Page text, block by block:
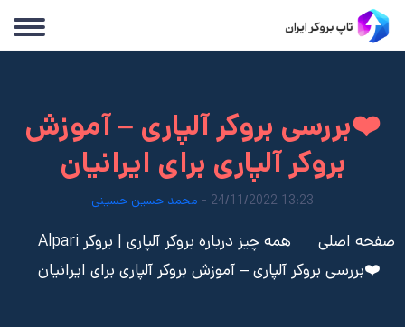
❤️بررسی بروکر آلپاری – آموزش
بروکر آلپاری برای ایرانیان
13:23 24/11/2022 - محمد حسین حسینی
صفحه اصلی
همه چیز درباره بروکر آلپاری | بروکر Alpari
❤️بررسی بروکر آلپاری – آموزش بروکر آلپاری برای ایرانیان